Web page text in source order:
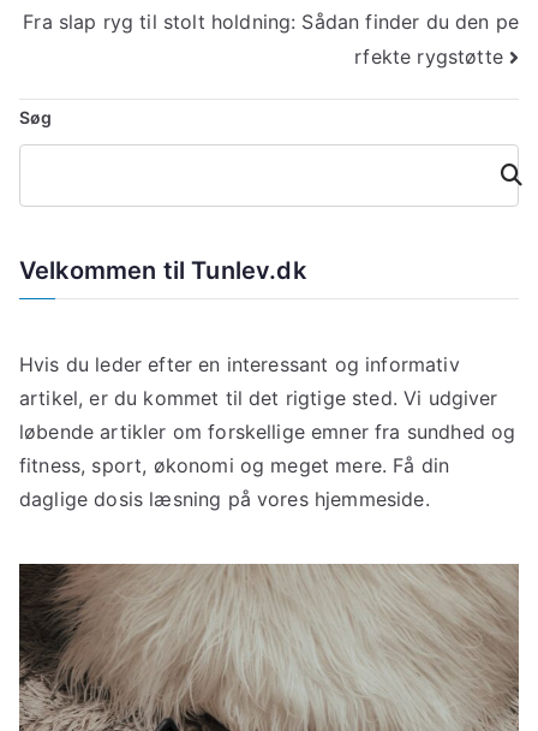
Fra slap ryg til stolt holdning: Sådan finder du den pe
rfekte rygstøtte
Søg
Søg
Velkommen til Tunlev.dk
Hvis du leder efter en interessant og informativ
artikel, er du kommet til det rigtige sted. Vi udgiver
løbende artikler om forskellige emner fra sundhed og
fitness, sport, økonomi og meget mere. Få din
daglige dosis læsning på vores hjemmeside.